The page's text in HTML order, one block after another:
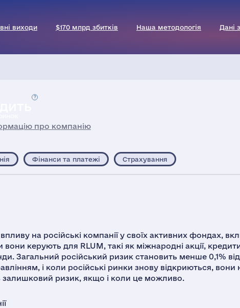
виходи $170 млрд збитків Наша методологія Дані
про компанію
Фінанси та платежі Страхування
на російські компанії у своїх активних фондах,
керують для RLUM, такі як міжнародні акції, кредити
Загальний російський ризик становить менше 0,1% від
і коли російські ринки знову відкриються, вони
залишковий ризик, якщо і коли це можливо.